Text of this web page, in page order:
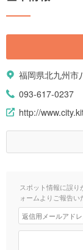
福岡県北九州市
093-617-0237
http://
スポット情報に誤
ォームよりご報告い